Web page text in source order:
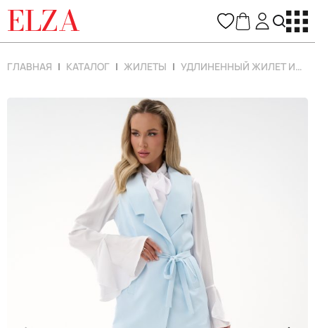
ELZA
ГЛАВНАЯ КАТАЛОГ ЖИЛЕТЫ УДЛИНЕННЫЙ ЖИЛЕТ ИРИС (ГОЛУБОЙ)